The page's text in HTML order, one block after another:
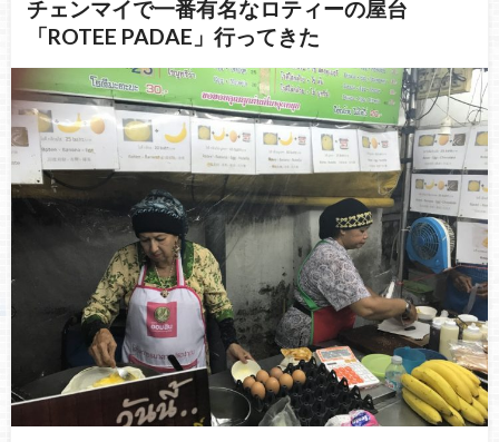
チェンマイで一番有名なロティーの屋台
「ROTEE PADAE」行ってきた